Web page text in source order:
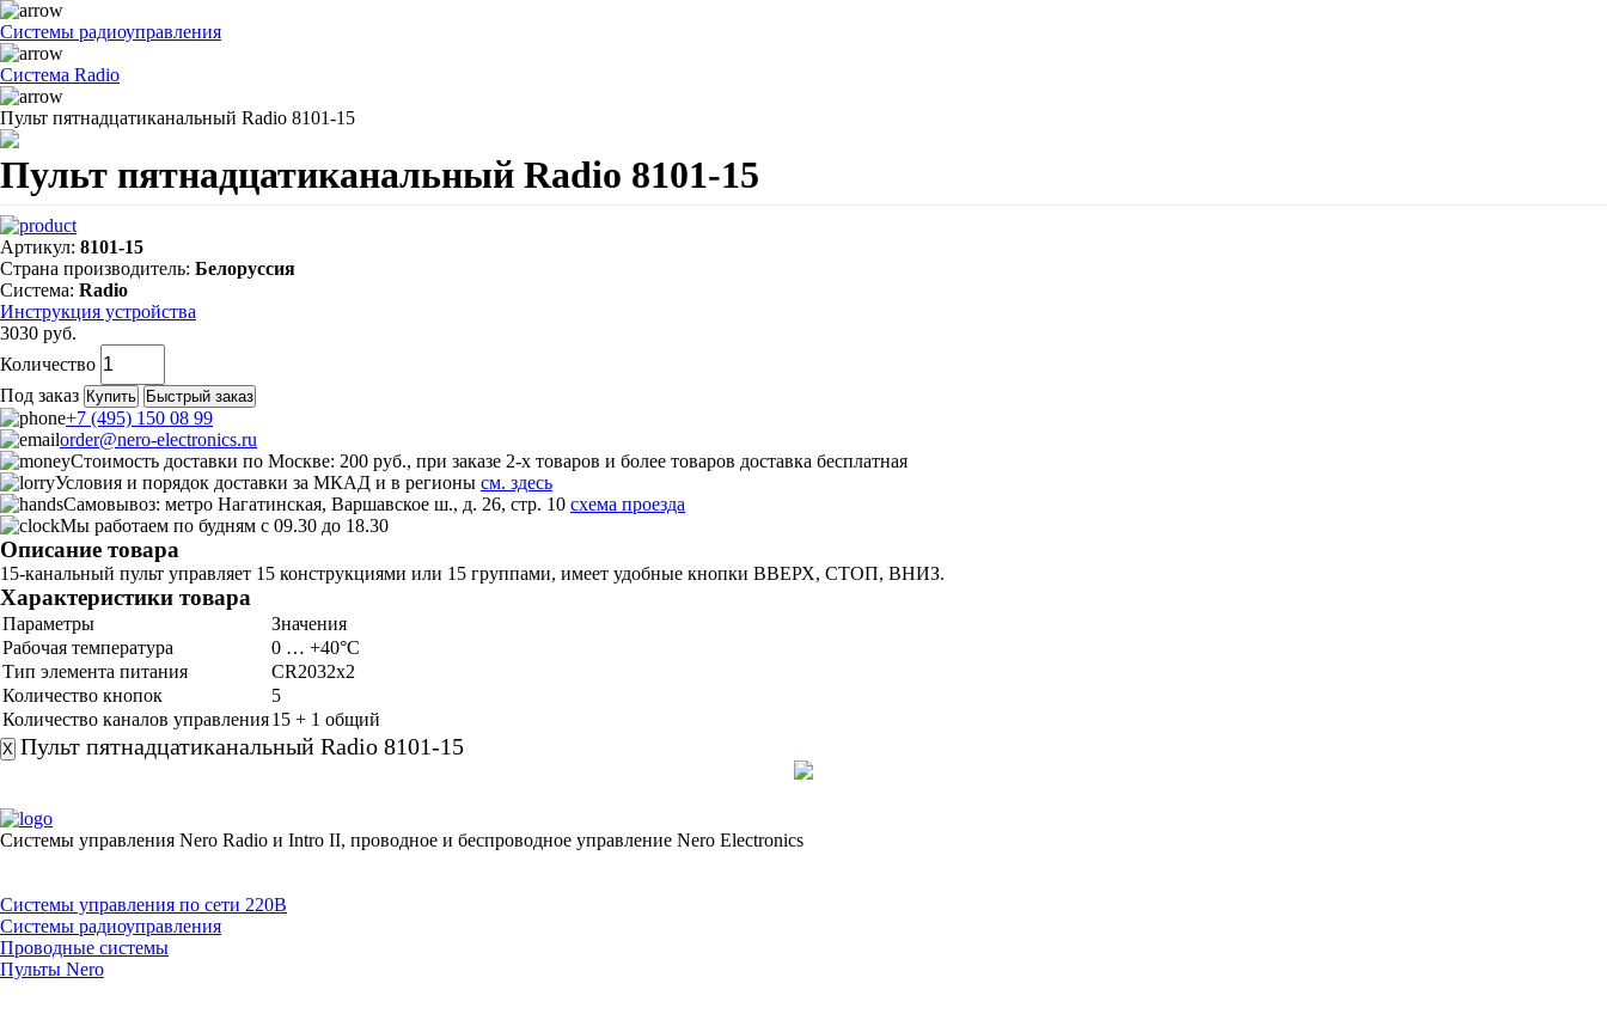
Системы радиоуправления
Система Radio
Пульт пятнадцатиканальный Radio 8101-15
Пульт пятнадцатиканальный Radio 8101-15
Артикул: 8101-15
Страна производитель: Белоруссия
Система: Radio
Инструкция устройства
3030 руб.
Количество
Под заказ Купить Быстрый заказ
+7 (495) 150 08 99
order@nero-electronics.ru
Стоимость доставки по Москве: 200 руб., при заказе 2-х товаров и более товаров доставка бесплатная
Условия и порядок доставки за МКАД и в регионы см. здесь
Самовывоз: метро Нагатинская, Варшавское ш., д. 26, стр. 10 схема проезда
Мы работаем по будням с 09.30 до 18.30
Описание товара
15-канальный пульт управляет 15 конструкциями или 15 группами, имеет удобные кнопки ВВЕРХ, СТОП, ВНИЗ.
Характеристики товара
Параметры
Значения
Рабочая температура
0 … +40°C
Тип элемента питания
CR2032х2
Количество кнопок
5
Количество каналов управления15 + 1 общий
X Пульт пятнадцатиканальный Radio 8101-15
Системы управления Nero Radio и Intro II, проводное и беспроводное управление Nero Electronics
Системы управления по сети 220В
Системы радиоуправления
Проводные системы
Пульты Nero